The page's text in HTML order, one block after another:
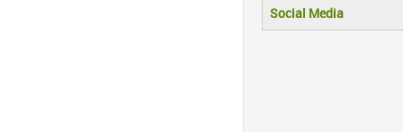
Social Media